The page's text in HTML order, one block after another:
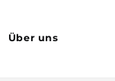
Über uns